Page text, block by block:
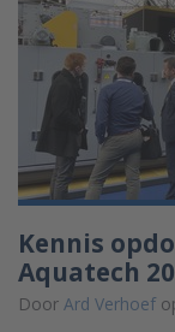
Kennis
Aquatech
Door Ard Verhoef